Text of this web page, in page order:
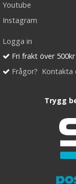
Youtube
Instagram
Logga in
Fri frakt över 500kr
Frågor? Kontakta
Trygg